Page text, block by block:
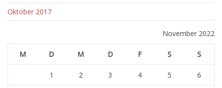
Oktober 2017
November 2022
M D M D F S S
1 2 3 4 5 6